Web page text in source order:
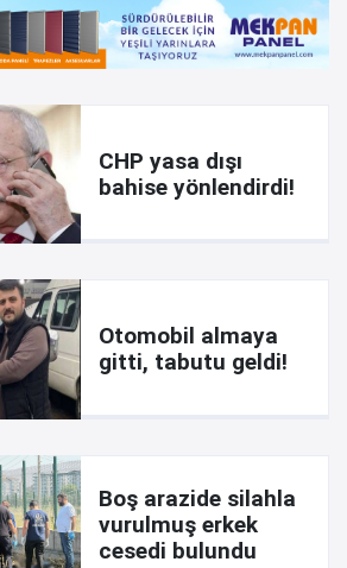
CHP yasa dışı
bahise yönlendirdi!
Otomobil almaya
gitti, tabutu geldi!
Boş arazide silahla
vurulmuş erkek
cesedi bulundu